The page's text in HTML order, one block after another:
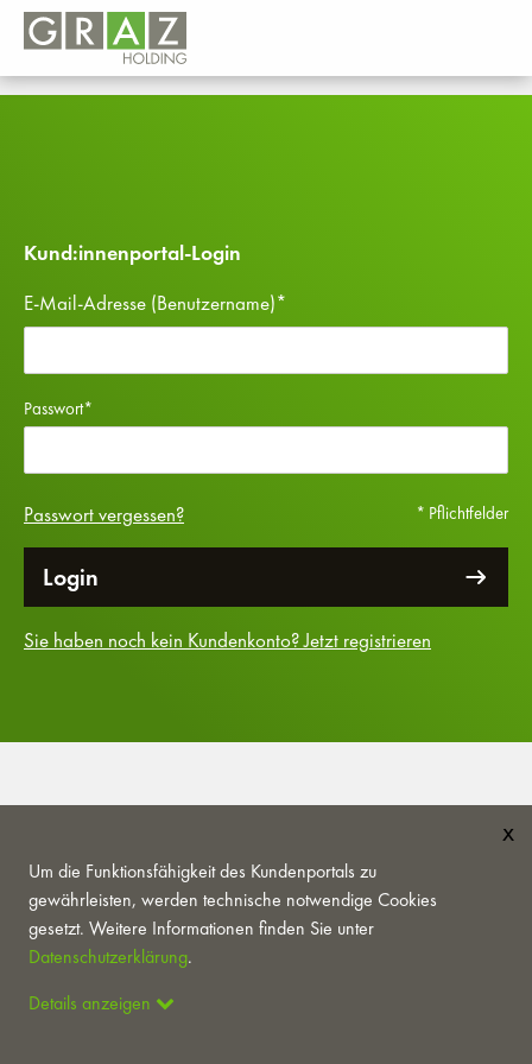
Um die Funktionsfähigkeit des Kundenportals zu
gewährleisten, werden technische notwendige Cookies
gesetzt. Weitere Informationen finden Sie unter
Datenschutzerklärung.
Details anzeigen
x
Kund:innenportal-Login
E-Mail-Adresse (Benutzername)*
Passwort*
Passwort vergessen? * Pflichtfelder
Login
Sie haben noch kein Kundenkonto? Jetzt registrieren
Montag bis Donnerstag von 07.00 bis 14.00 Uhr
Freitag von 07.00 bis 13.00 Uhr